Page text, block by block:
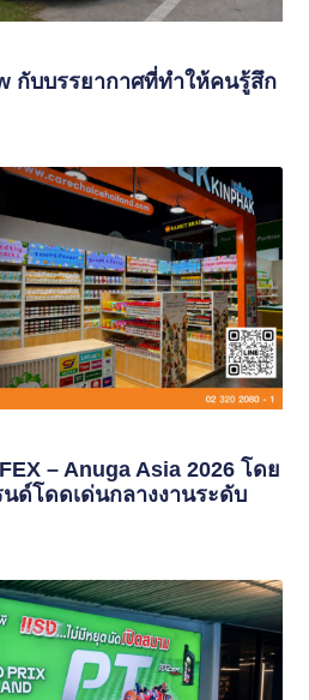
กับบรรยากาศที่ทำให้คนรู้สึก
– Anuga Asia 2026 โดย
ด์โดดเด่นกลางงานระดับ